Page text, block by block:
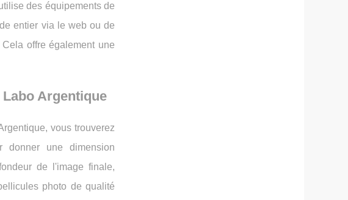
des équipements de
entier via le web ou de
offre également une
Argentique
vous trouverez
une dimension
de l'image finale,
photo de qualité